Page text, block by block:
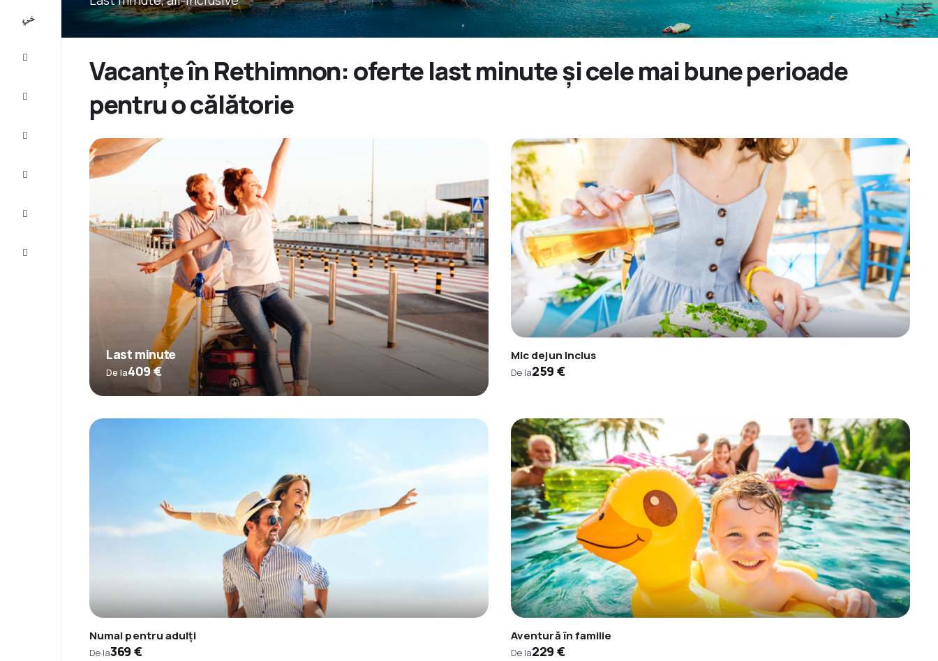
Vacanțe în Rethimnon: oferte last minute și cele mai bune perioade
pentru o călătorie
Last minute
De la409 €
Mic dejun inclus
De la259 €
Numai pentru adulți
De la369 €
Aventură în familie
De la229 €